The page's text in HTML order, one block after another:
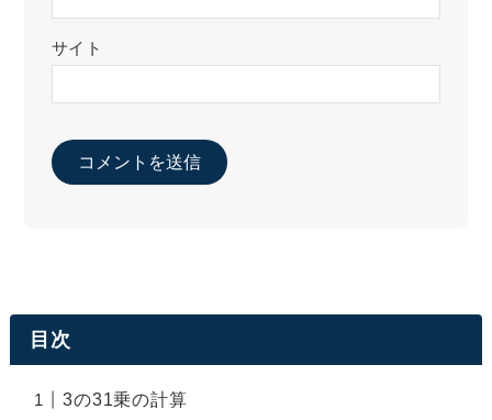
サイト
目次
3の31乗の計算